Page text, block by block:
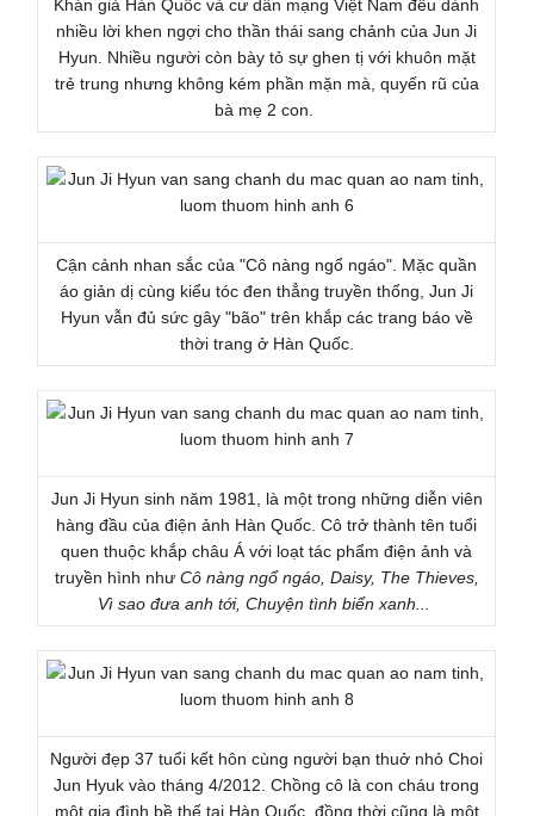
Khán giả Hàn Quốc và cư dân mạng Việt Nam đều dành
nhiều lời khen ngợi cho thần thái sang chảnh của Jun Ji
Hyun. Nhiều người còn bày tỏ sự ghen tị với khuôn mặt
trẻ trung nhưng không kém phần mặn mà, quyến rũ của
bà mẹ 2 con.
Cận cảnh nhan sắc của "Cô nàng ngổ ngáo". Mặc quần
áo giản dị cùng kiểu tóc đen thẳng truyền thống, Jun Ji
Hyun vẫn đủ sức gây "bão" trên khắp các trang báo về
thời trang ở Hàn Quốc.
Jun Ji Hyun sinh năm 1981, là một trong những diễn viên
hàng đầu của điện ảnh Hàn Quốc. Cô trở thành tên tuổi
quen thuộc khắp châu Á với loạt tác phẩm điện ảnh và
truyền hình như Cô nàng ngổ ngáo, Daisy, The Thieves,
Vì sao đưa anh tới, Chuyện tình biển xanh...
Người đẹp 37 tuổi kết hôn cùng người bạn thuở nhỏ Choi
Jun Hyuk vào tháng 4/2012. Chồng cô là con cháu trong
một gia đình bề thế tại Hàn Quốc, đồng thời cũng là một